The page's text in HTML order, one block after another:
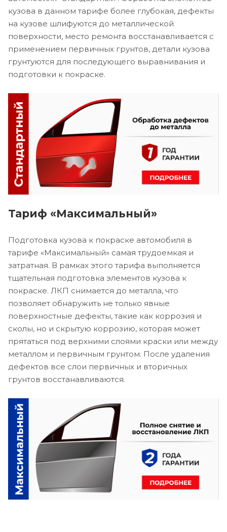
кузова в данном тарифе более глубокая, дефекты
на кузове шлифуются до металлической
поверхности, место ремонта восстанавливается с
применением первичных грунтов, детали кузова
грунтуются для последующего выравнивания и
подготовки к покраске.
Тариф «Максимальный»
Подготовка кузова к покраске автомобиля в
тарифе «Максимальный» самая трудоемкая и
затратная. В рамках этого тарифа выполняется
тщательная подготовка элементов кузова к
покраске. ЛКП снимается до металла, что
позволяет обнаружить не только явные
поверхностные дефекты, такие как коррозия и
сколы, но и скрытую коррозию, которая может
прятаться под верхними слоями краски или между
металлом и первичным грунтом. После удаления
дефектов все слои первичных и вторичных
грунтов восстанавливаются.